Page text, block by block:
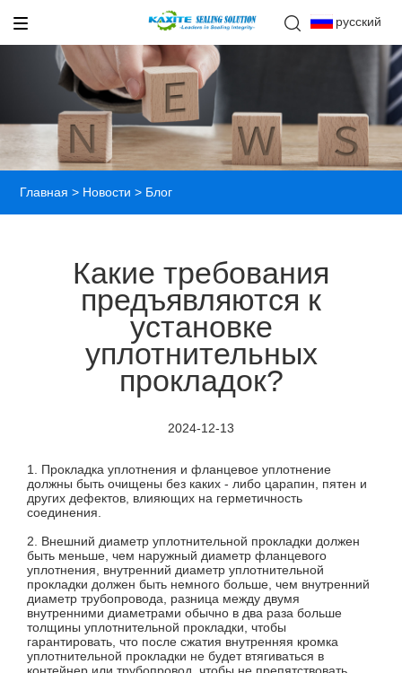
русский
Главная > Новости > Блог
Какие требования
предъявляются к
установке
уплотнительных
прокладок?
2024-12-13
1. Прокладка уплотнения и фланцевое уплотнение
должны быть очищены без каких - либо царапин, пятен и
других дефектов, влияющих на герметичность
соединения.
2. Внешний диаметр уплотнительной прокладки должен
быть меньше, чем наружный диаметр фланцевого
уплотнения, внутренний диаметр уплотнительной
прокладки должен быть немного больше, чем внутренний
диаметр трубопровода, разница между двумя
внутренними диаметрами обычно в два раза больше
толщины уплотнительной прокладки, чтобы
гарантировать, что после сжатия внутренняя кромка
уплотнительной прокладки не будет втягиваться в